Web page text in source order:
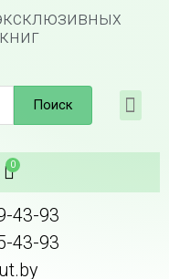
Поиск
43-93
43-93